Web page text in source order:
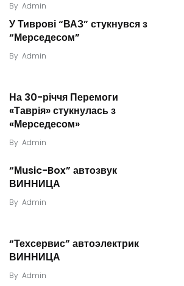
By Admin
У Тиврові “ВАЗ” стукнувся з
“Мерседесом”
By Admin
На 30-річчя Перемоги
«Таврія» стукнулась з
«Мерседесом»
By Admin
“Мusic-Box” автозвук
ВИННИЦА
By Admin
“Техсервис” автоэлектрик
ВИННИЦА
By Admin